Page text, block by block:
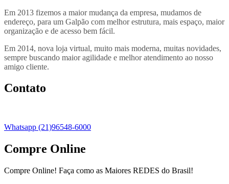
Em 2013 fizemos a maior mudança da empresa, mudamos de
endereço, para um Galpão com melhor estrutura, mais espaço, maior
organização e de acesso bem fácil.
Em 2014, nova loja virtual, muito mais moderna, muitas novidades,
sempre buscando maior agilidade e melhor atendimento ao nosso
amigo cliente.
Contato
Whatsapp (21)96548-6000
Compre Online
Compre Online! Faça como as Maiores REDES do Brasil!